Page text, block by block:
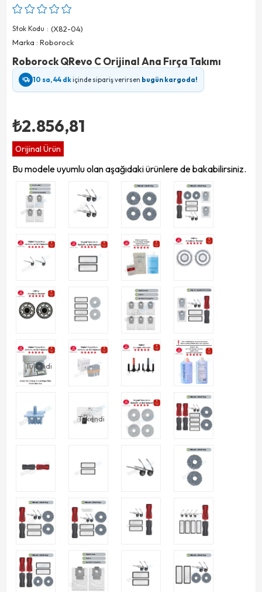
Stok Kodu
(X82-04)
Marka : Roborock
Roborock QRevo C Orijinal Ana Fırça Takımı
10 sa, 44 dkiçinde sipariş verirsen bugün kargoda!
₺2.856,81
Orijinal Ürün
Bu modele uyumlu olan aşağıdaki ürünlere de bakabilirsiniz.
Tükendi
Tükendi